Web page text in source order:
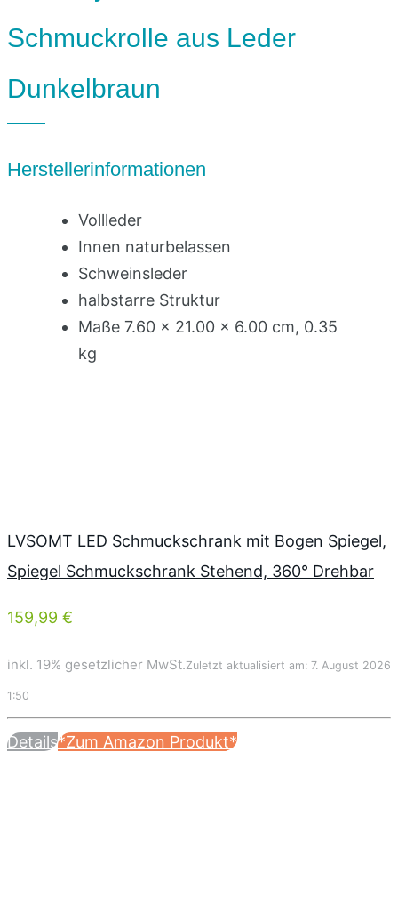
Schmuckrolle aus Leder
Dunkelbraun
Herstellerinformationen
Vollleder
Innen naturbelassen
Schweinsleder
halbstarre Struktur
Maße 7.60 x 21.00 x 6.00 cm, 0.35
kg
LVSOMT LED Schmuckschrank mit Bogen Spiegel,
Spiegel Schmuckschrank Stehend, 360° Drehbar
159,99 €
inkl. 19% gesetzlicher MwSt.Zuletzt aktualisiert am: 7. August 2026
1:50
Details*Zum Amazon Produkt*